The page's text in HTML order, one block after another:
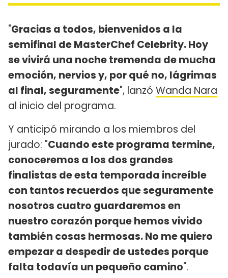
"Gracias a todos, bienvenidos a la
semifinal de MasterChef Celebrity. Hoy
se vivirá una noche tremenda de mucha
emoción, nervios y, por qué no, lágrimas
al final, seguramente", lanzó Wanda Nara
al inicio del programa.
Y anticipó mirando a los miembros del
jurado: "Cuando este programa termine,
conoceremos a los dos grandes
finalistas de esta temporada increíble
con tantos recuerdos que seguramente
nosotros cuatro guardaremos en
nuestro corazón porque hemos vivido
también cosas hermosas. No me quiero
empezar a despedir de ustedes porque
falta todavía un pequeño camino".